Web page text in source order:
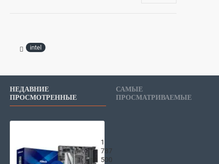
intel
НЕДАВНИЕ
ПРОСМОТРЕННЫЕ
САМЫЕ
ПРОСМАТРИВАЕМЫЕ
1
787
500